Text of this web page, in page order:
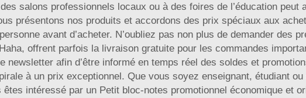
salons professionnels locaux ou à des foires de l’éducation peut
présentons nos produits et accordons des prix spéciaux aux
avant d’acheter. N’oubliez pas non plus de demander des
offrent parfois la livraison gratuite pour les commandes
newsletter afin d’être informé en temps réel des soldes et
à un prix exceptionnel. Que vous soyez enseignant, étudiant
êtes intéressé par un Petit bloc-notes promotionnel économique et